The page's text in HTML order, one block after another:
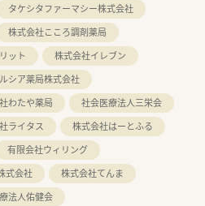
タケシタファーマシー株式会社
株式会社こころ調剤薬局
ット
株式会社イレブン
シア薬局株式会社
わたや薬局
社会医療法人三栄会
ライタス
株式会社はーとふる
有限会社ウィリング
式会社
株式会社てんま
法人佑健会